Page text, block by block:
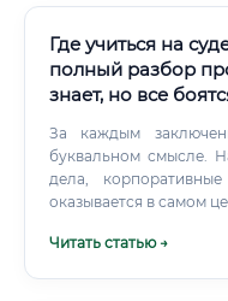
Где учиться на
полный разбор
знает, но все
За каждым
буквальном смысле.
дела,
оказывается в самом
Читать статью →